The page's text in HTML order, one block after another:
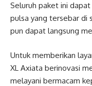
Seluruh paket ini
pulsa yang tersebar di
pun dapat langsung
Untuk memberikan
XL Axiata berinovasi
melayani bermacam